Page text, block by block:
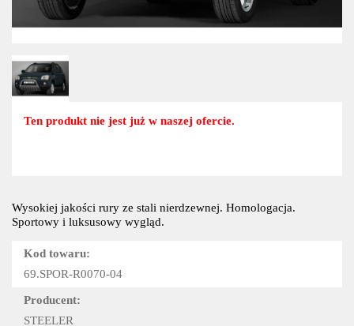
Wysokiej jakości rury ze stali nierdzewnej. Homologacja.
Sportowy i luksusowy wygląd.
Kod towaru:
69.SPOR-R0070-04
Producent:
STEELER
Ten produkt nie jest już w naszej ofercie.